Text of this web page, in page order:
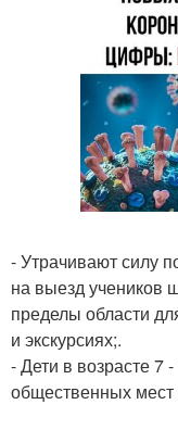
- Утрачивают силу
на выезд учеников
пределы области
и экскурсиях;.
- Дети в возрасте 7
общественных